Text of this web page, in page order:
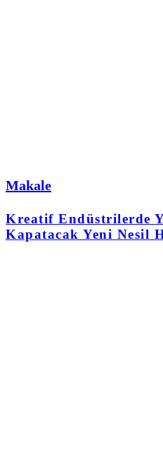
Makale
Kreatif Endüstrilerde
Kapatacak Yeni Nesil